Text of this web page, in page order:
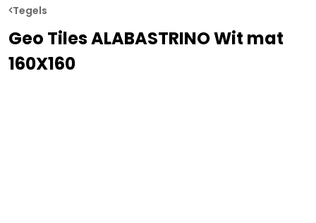
Tegels
Geo Tiles ALABASTRINO Wit mat
160X160